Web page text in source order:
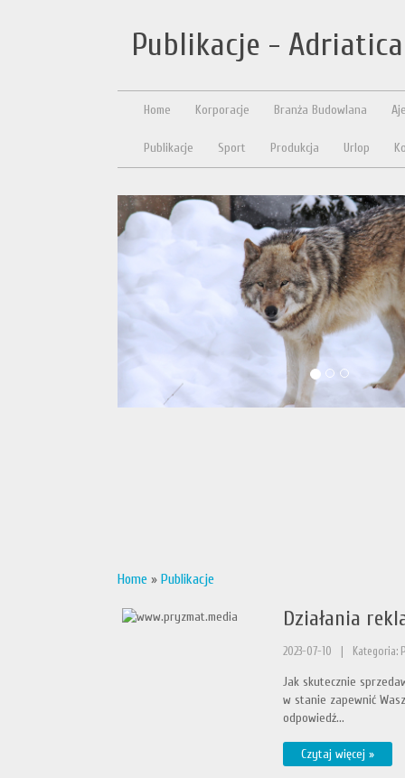
Publikacje - Adriatica
Home Korporacje Branża Budowlana
Publikacje Sport Produkcja Urlop
Home » Publikacje
Działania
2023-07-10 Kategoria:
Jak skutecznie
w stanie zapewnić
odpowiedź...
Czytaj więcej »